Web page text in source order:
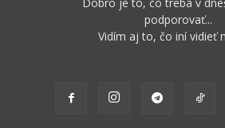
Dobro je to, čo treba v
podporovať...
Vidím aj to, čo iní vidieť